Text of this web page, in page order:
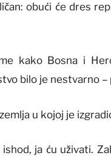
obući će dres
kako Bosna i
bilo je nestvarno –
u kojoj je
ja ću uživati.